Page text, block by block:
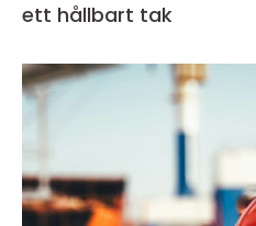
ett hållbart tak